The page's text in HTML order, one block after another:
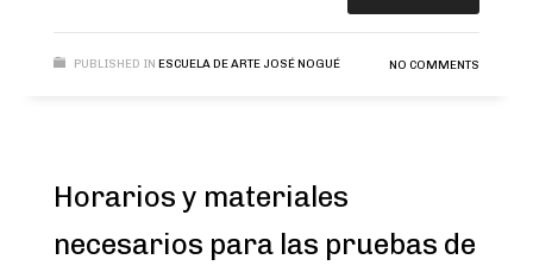
PUBLISHED IN ESCUELA DE ARTE JOSÉ NOGUÉ NO COMMENTS
Horarios y materiales
necesarios para las pruebas de